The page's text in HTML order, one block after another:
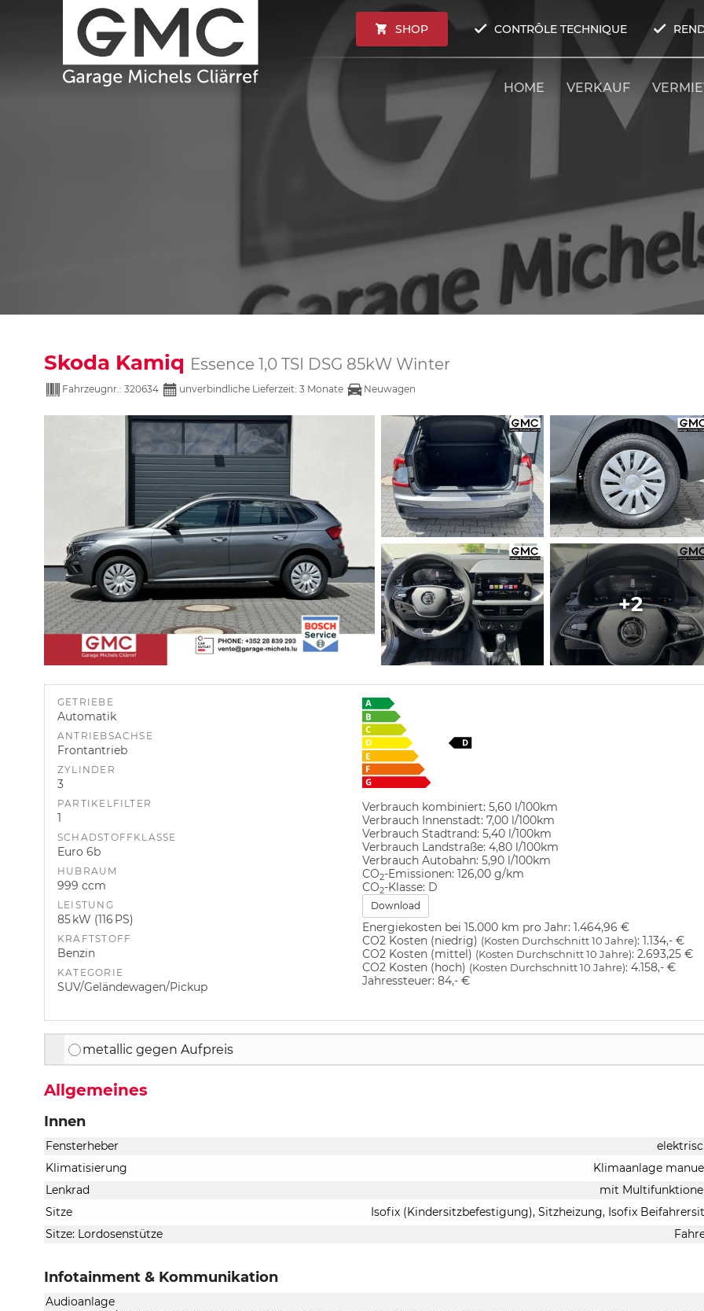
SHOP CONTRÔLE TECHNIQUE
HOME VERKAUF
Skoda Kamiq Essence 1,0 TSI DSG 85kW Winter
Fahrzeugnr.: 320634 unverbindliche Lieferzeit: 3 Monate Neuwagen
+2
GETRIEBE
Automatik
ANTRIEBSACHSE
Frontantrieb
ZYLINDER
3
PARTIKELFILTER
1
SCHADSTOFFKLASSE
Euro 6b
HUBRAUM
999 ccm
LEISTUNG
85 kW (116 PS)
KRAFTSTOFF
Benzin
KATEGORIE
SUV/Geländewagen/Pickup
Verbrauch kombiniert: 5,60 l/100km
Verbrauch Innenstadt: 7,00 l/100km
Verbrauch Stadtrand: 5,40 l/100km
Verbrauch Landstraße: 4,80 l/100km
Verbrauch Autobahn: 5,90 l/100km
CO2-Emissionen: 126,00 g/km
CO2-Klasse: D
Download
Energiekosten bei 15.000 km pro Jahr: 1.464,96 €
CO2 Kosten (niedrig) (Kosten Durchschnitt 10 Jahre): 1.134,- €
CO2 Kosten (mittel) (Kosten Durchschnitt 10 Jahre): 2.693,25 €
CO2 Kosten (hoch) (Kosten Durchschnitt 10 Jahre): 4.158,- €
Jahressteuer: 84,- €
metallic gegen Aufpreis
Allgemeines
Innen
Fensterheber
Klimatisierung
Klimaanlage
Lenkrad
mit
Sitze
Isofix (Kindersitzbefestigung), Sitzheizung, Isofix
Sitze: Lordosenstütze
Infotainment & Kommunikation
Audioanlage